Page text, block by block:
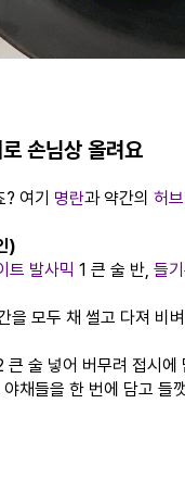
손님상 올려요
? 여기 명란과 약간의 허브
)
트 발사믹 1 큰 술 반, 들
을 모두 채 썰고 다져 비
큰 술 넣어 버무려 접시에
채들을 한 번에 담고 들